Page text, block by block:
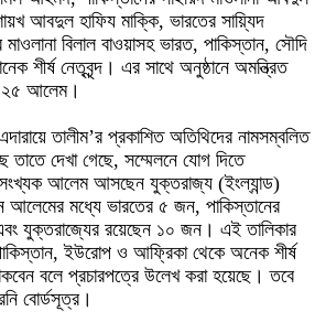
আবদুল হাফিয মাক্কি, ভারতের সায়্যিদ
বিলাল বাওয়াসহ ভারত, পাকিস্তান, সৌদি
শীর্ষ নেতৃবৃন্দ। এর সাথে অনুষ্ঠানে অমন্ত্রিত
২৫ আলেম।
তালীম’র প্রকাশিত অতিথিদের নামসম্বলিত
তাতে দেখা গেছে, সম্মেলনে যোগ দিতে
সংখ্যক আলেম আসছেন যুক্তরাজ্য (ইংল্যান্ড)
মধ্যে ভারতের ৫ জন, পাকিস্তানের
যুক্তরাজ্যের রয়েছেন ১০ জন। এই তালিকার
ইউরোপ ও আফ্রিকা থেকে অনেক শীর্ষ
বলে প্রচারপত্রে উলেখ করা হয়েছে। তবে
বোর্ডসূত্র।